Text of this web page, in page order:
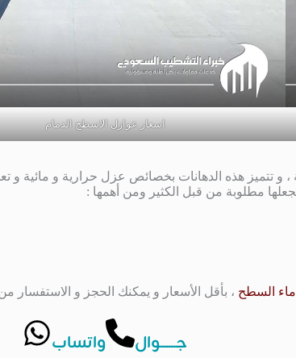
اسعار عوازل الاسطح الدمام
و تتميز هذه الدهانات بخصائص عزل حرارية و مائية و
يجعلها مطلوبة من قبل الكثير ومن أهمها :
السطح ، بأقل الأسعار و يمكنك الحجز و الاستفسار
جــــــوال واتساب